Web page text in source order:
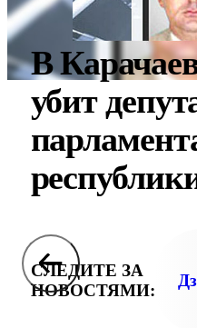
В
убит
СЛЕДИТЕ ЗА
НОВОСТЯМИ: